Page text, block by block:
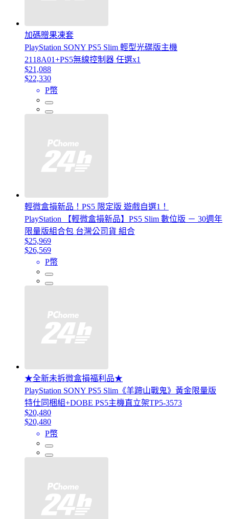
加碼贈果凍套
PlayStation SONY PS5 Slim 輕型光碟版主機
2118A01+PS5無線控制器 任選x1
$21,088
$22,330
P幣
輕微盒損新品！PS5 限定版 遊戲自選1！
PlayStation 【輕微盒損新品】PS5 Slim 數位版 － 30週年
限量版組合包 台灣公司貨 組合
$25,969
$26,569
P幣
★全新未拆微盒損福利品★
PlayStation SONY PS5 Slim《羊蹄山戰鬼》黃金限量版
特仕同梱組+DOBE PS5主機直立架TP5-3573
$20,480
$20,480
P幣